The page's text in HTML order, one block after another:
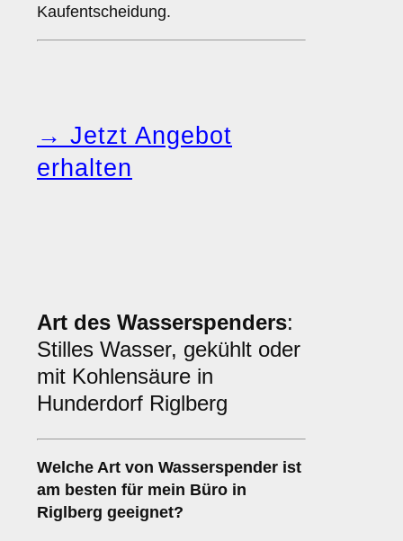
Kaufentscheidung.
→ Jetzt Angebot
erhalten
Art des Wasserspenders:
Stilles Wasser, gekühlt oder
mit Kohlensäure in
Hunderdorf Riglberg
Welche Art von Wasserspender ist
am besten für mein Büro in
Riglberg geeignet?